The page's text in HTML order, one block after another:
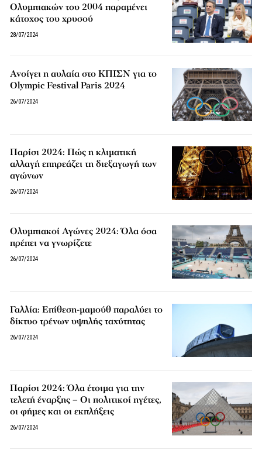
Ολυμπιακών του 2004 παραμένει
κάτοχος του χρυσού
28/07/2024
Ανοίγει η αυλαία στο ΚΠΙΣΝ για το
Olympic Festival Paris 2024
26/07/2024
Παρίσι 2024: Πώς η κλιματική
αλλαγή επηρεάζει τη διεξαγωγή των
αγώνων
26/07/2024
Ολυμπιακοί Αγώνες 2024: Όλα όσα
πρέπει να γνωρίζετε
26/07/2024
Γαλλία: Επίθεση-μαμούθ παραλύει το
δίκτυο τρένων υψηλής ταχύτητας
26/07/2024
Παρίσι 2024: Όλα έτοιμα για την
τελετή έναρξης – Οι πολιτικοί ηγέτες,
οι φήμες και οι εκπλήξεις
26/07/2024